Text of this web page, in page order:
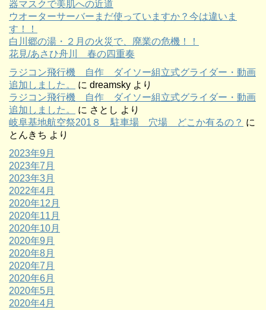
器マスクで美肌への近道
ウオーターサーバーまだ使っていますか？今は違いま
す！！
白川郷の湯・２月の火災で、廃業の危機！！
花見/あさひ舟川 春の四重奏
ラジコン飛行機 自作 ダイソー組立式グライダー・動画
追加しました。
に dreamsky より
ラジコン飛行機 自作 ダイソー組立式グライダー・動画
追加しました。
に さとし より
岐阜基地航空祭201８ 駐車場 穴場 どこか有るの？ に
とんきち より
2023年9月
2023年7月
2023年3月
2022年4月
2020年12月
2020年11月
2020年10月
2020年9月
2020年8月
2020年7月
2020年6月
2020年5月
2020年4月